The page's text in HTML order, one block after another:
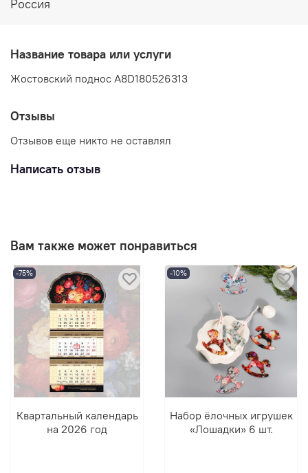
Россия
Название товара или услуги
Жостовский поднос A8D180526313
Отзывы
Отзывов еще никто не оставлял
Написать отзыв
Вам также может понравиться
-75%
Квартальный календарь
на 2026 год
-10%
Набор ёлочных игрушек
«Лошадки» 6 шт.